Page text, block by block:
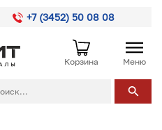
+7 (3452) 50 08 08
Корзина Меню